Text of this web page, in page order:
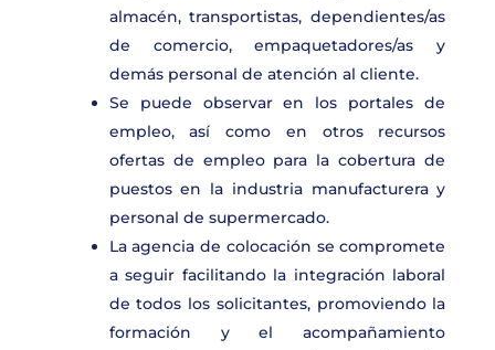
almacén, transportistas, dependientes/as
de comercio, empaquetadores/as y
demás personal de atención al cliente.
Se puede observar en los portales de
empleo, así como en otros recursos
ofertas de empleo para la cobertura de
puestos en la industria manufacturera y
personal de supermercado.
La agencia de colocación se compromete
a seguir facilitando la integración laboral
de todos los solicitantes, promoviendo la
formación y el acompañamiento